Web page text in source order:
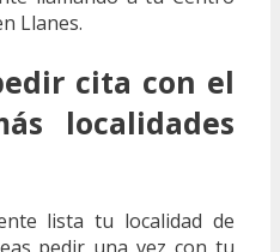
Llanes.
cita con el
localidades
lista tu localidad de